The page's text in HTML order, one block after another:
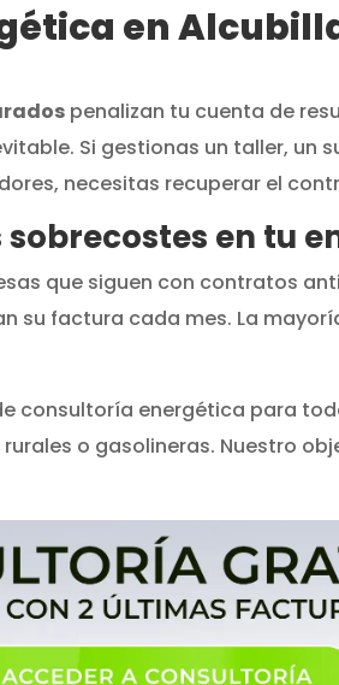
en
penalizan tu cuenta de
Si gestionas un taller, un
necesitas recuperar el
en tu
que siguen con contratos
su factura cada mes. La
consultoría energética para
o gasolineras. Nuestro